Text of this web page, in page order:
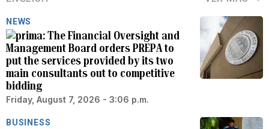
NEWS
The Financial Oversight and
Management Board orders PREPA to
put the services provided by its two
main consultants out to competitive
bidding
Friday, August 7, 2026 - 3:06 p.m.
BUSINESS